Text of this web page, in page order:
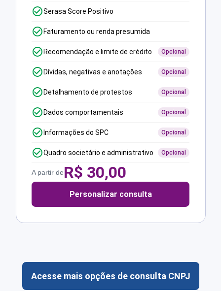
Serasa Score Positivo
Faturamento ou renda presumida
Recomendação e limite de crédito Opcional
Dívidas, negativas e anotações Opcional
Detalhamento de protestos Opcional
Dados comportamentais Opcional
Informações do SPC Opcional
Quadro societário e administrativo Opcional
A partir deR$ 30,00
Personalizar consulta
Acesse mais opções de consulta CNPJ